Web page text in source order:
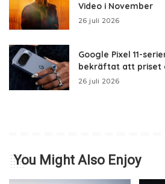
Video i November
26 juli 2026
Google Pixel 11-
bekräftat att priset
26 juli 2026
You Might Also Enjoy